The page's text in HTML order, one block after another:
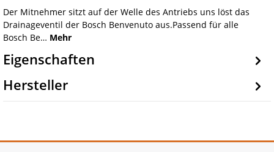
Der Mitnehmer sitzt auf der Welle des Antriebs uns löst das
Drainageventil der Bosch Benvenuto aus.Passend für alle
Bosch Be… Mehr
Eigenschaften
Hersteller